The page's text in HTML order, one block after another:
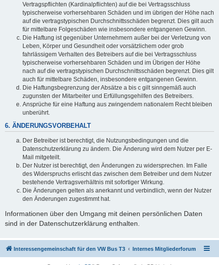
Vertragspflichten (Kardinalpflichten) auf die bei Vertragsschluss
typischerweise vorhersehbaren Schäden und im übrigen der Höhe nach
auf die vertragstypischen Durchschnittsschäden begrenzt. Dies gilt auch
für mittelbare Folgeschäden wie insbesondere entgangenen Gewinn.
Die Haftung ist gegenüber Unternehmern außer bei der Verletzung von
Leben, Körper und Gesundheit oder vorsätzlichem oder grob
fahrlässigem Verhalten des Betreibers auf die bei Vertragsschluss
typischerweise vorhersehbaren Schäden und im Übrigen der Höhe
nach auf die vertragstypischen Durchschnittsschäden begrenzt. Dies gilt
auch für mittelbare Schäden, insbesondere entgangenen Gewinn.
Die Haftungsbegrenzung der Absätze a bis c gilt sinngemäß auch
zugunsten der Mitarbeiter und Erfüllungsgehilfen des Betreibers.
Ansprüche für eine Haftung aus zwingendem nationalem Recht bleiben
unberührt.
6. ÄNDERUNGSVORBEHALT
Der Betreiber ist berechtigt, die Nutzungsbedingungen und die
Datenschutzerklärung zu ändern. Die Änderung wird dem Nutzer per E-
Mail mitgeteilt.
Der Nutzer ist berechtigt, den Änderungen zu widersprechen. Im Falle
des Widerspruchs erlischt das zwischen dem Betreiber und dem Nutzer
bestehende Vertragsverhältnis mit sofortiger Wirkung.
Die Änderungen gelten als anerkannt und verbindlich, wenn der Nutzer
den Änderungen zugestimmt hat.
Informationen über den Umgang mit deinen persönlichen Daten
sind in der Datenschutzerklärung enthalten.
Interessengemeinschaft für den VW Bus T3 Internes Mitgliederforum